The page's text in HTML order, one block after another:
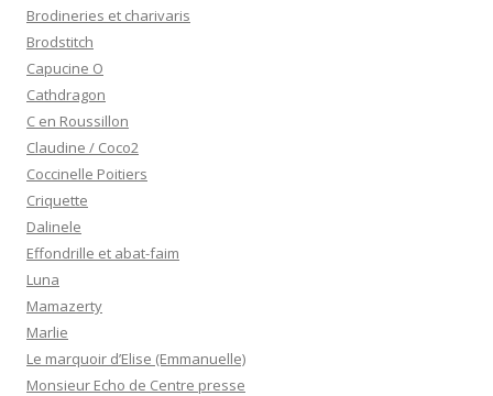
Brodineries et charivaris
Brodstitch
Capucine O
Cathdragon
C en Roussillon
Claudine / Coco2
Coccinelle Poitiers
Criquette
Dalinele
Effondrille et abat-faim
Luna
Mamazerty
Marlie
Le marquoir d’Elise (Emmanuelle)
Monsieur Echo de Centre presse